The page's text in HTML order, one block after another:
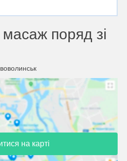
поряд зі
на карті